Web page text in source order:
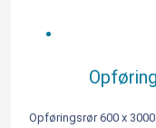
Opføringsrør 600 x
antal